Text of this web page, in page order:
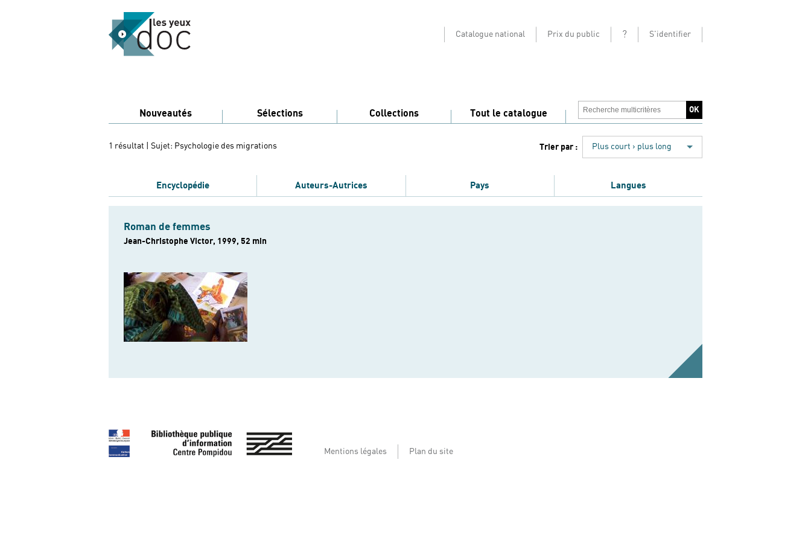
Catalogue national Prix du public ? S'identifier
Nouveautés Sélections Collections Tout le catalogue
1 résultat | Sujet: Psychologie des migrations Trier par : Plus court › plus long
Encyclopédie Auteurs-Autrices Pays Langues
Roman de femmes
Jean-Christophe Victor, 1999, 52 min
Mentions légales Plan du site